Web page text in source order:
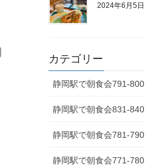
2024年6月5日
カテゴリー
静岡駅で朝食会791-800
静岡駅で朝食会831-840
静岡駅で朝食会781-790
静岡駅で朝食会771-780